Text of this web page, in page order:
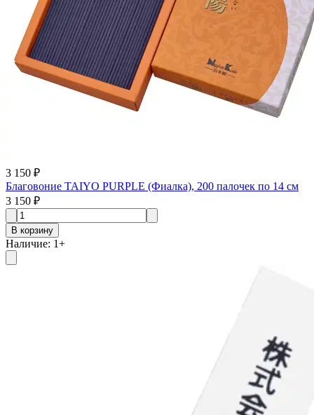
3 150 ₽
Благовоние TAIYO PURPLE (Фиалка), 200 палочек по 14 см
3 150 ₽
В корзину
Наличие: 1+